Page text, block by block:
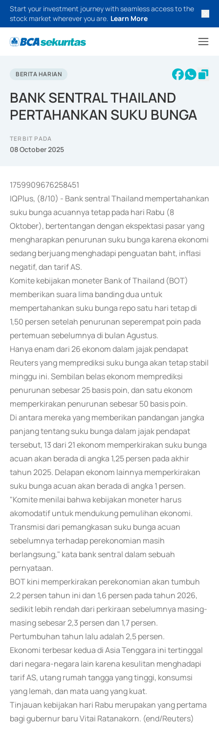
Start your investment journey with seamless access to the
stock market wherever you are. Learn More
BERITA HARIAN
BANK SENTRAL THAILAND
PERTAHANKAN SUKU BUNGA
TERBIT PADA
08 October 2025
1759909676258451
IQPlus, (8/10) - Bank sentral Thailand mempertahankan
suku bunga acuannya tetap pada hari Rabu (8
Oktober), bertentangan dengan ekspektasi pasar yang
mengharapkan penurunan suku bunga karena ekonomi
sedang berjuang menghadapi penguatan baht, inflasi
negatif, dan tarif AS.
Komite kebijakan moneter Bank of Thailand (BOT)
memberikan suara lima banding dua untuk
mempertahankan suku bunga repo satu hari tetap di
1,50 persen setelah penurunan seperempat poin pada
pertemuan sebelumnya di bulan Agustus.
Hanya enam dari 26 ekonom dalam jajak pendapat
Reuters yang memprediksi suku bunga akan tetap stabil
minggu ini. Sembilan belas ekonom memprediksi
penurunan sebesar 25 basis poin, dan satu ekonom
memperkirakan penurunan sebesar 50 basis poin.
Di antara mereka yang memberikan pandangan jangka
panjang tentang suku bunga dalam jajak pendapat
tersebut, 13 dari 21 ekonom memperkirakan suku bunga
acuan akan berada di angka 1,25 persen pada akhir
tahun 2025. Delapan ekonom lainnya memperkirakan
suku bunga acuan akan berada di angka 1 persen.
"Komite menilai bahwa kebijakan moneter harus
akomodatif untuk mendukung pemulihan ekonomi.
Transmisi dari pemangkasan suku bunga acuan
sebelumnya terhadap perekonomian masih
berlangsung," kata bank sentral dalam sebuah
pernyataan.
BOT kini memperkirakan perekonomian akan tumbuh
2,2 persen tahun ini dan 1,6 persen pada tahun 2026,
sedikit lebih rendah dari perkiraan sebelumnya masing-
masing sebesar 2,3 persen dan 1,7 persen.
Pertumbuhan tahun lalu adalah 2,5 persen.
Ekonomi terbesar kedua di Asia Tenggara ini tertinggal
dari negara-negara lain karena kesulitan menghadapi
tarif AS, utang rumah tangga yang tinggi, konsumsi
yang lemah, dan mata uang yang kuat.
Tinjauan kebijakan hari Rabu merupakan yang pertama
bagi gubernur baru Vitai Ratanakorn. (end/Reuters)